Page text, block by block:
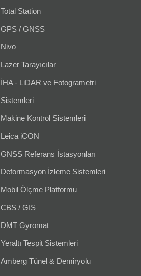
Total Station
GPS / GNSS
Nivo
Lazer Tarayıcılar
İHA - LiDAR ve Fotogrametri
Sistemleri
Makine Kontrol Sistemleri
Leica iCON
GNSS Referans İstasyonları
Deformasyon İzleme Sistemleri
Mobil Ölçme Platformu
CBS / GIS
DMT Gyromat
Yeraltı Tespit Sistemleri
Amberg Tünel & Demiryolu